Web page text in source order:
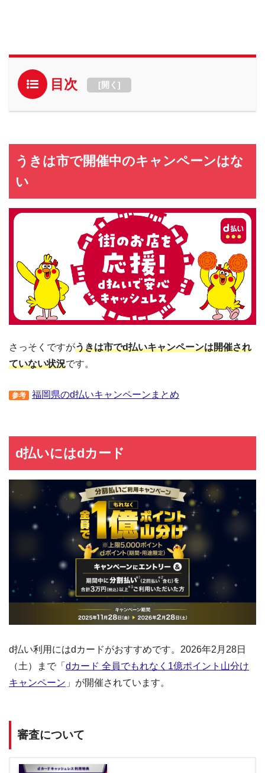
目次 [開く ]
うきは市で開催中のキャンペーンはな
い
さっそくですがうきは市でd払いキャンペーンは開催され
ていない状況です。
参考 福岡県のd払いキャンペーンまとめ
d払いにはdカード
d払い利用にはdカードがおすすめです。2026年2月28日
（土）まで「 dカード 全員でもれなく1億ポイント山分け
キャンペーン 」が開催されています。
審査について